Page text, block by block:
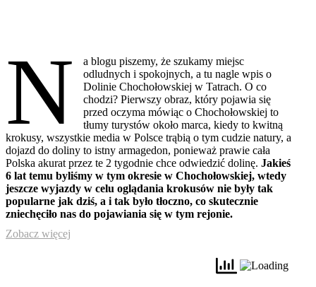
N
a blogu piszemy, że szukamy miejsc
odludnych i spokojnych, a tu nagle wpis o
Dolinie Chochołowskiej w Tatrach. O co
chodzi? Pierwszy obraz, który pojawia się
przed oczyma mówiąc o Chochołowskiej to
tłumy turystów około marca, kiedy to kwitną
krokusy, wszystkie media w Polsce trąbią o tym cudzie natury, a
dojazd do doliny to istny armagedon, ponieważ prawie cała
Polska akurat przez te 2 tygodnie chce odwiedzić dolinę. Jakieś
6 lat temu byliśmy w tym okresie w Chochołowskiej, wtedy
jeszcze wyjazdy w celu oglądania krokusów nie były tak
popularne jak dziś, a i tak było tłoczno, co skutecznie
zniechęciło nas do pojawiania się w tym rejonie.
Zobacz więcej